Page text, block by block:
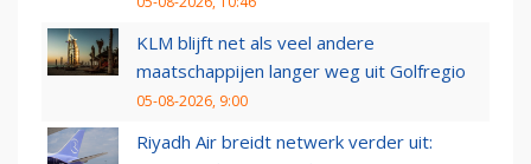
KLM blijft net als veel andere
maatschappijen langer weg uit Golfregio
05-08-2026, 9:00
Riyadh Air breidt netwerk verder uit: